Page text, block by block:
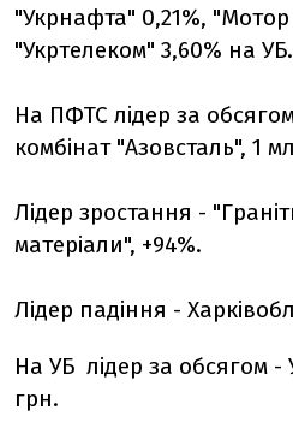
"Укрнафта" 0,21%, "Мотор
"Укртелеком" 3,60% на УБ.
На ПФТС лідер за
комбінат "Азовсталь", 1
Лідер зростання -
матеріали", +94%.
Лідер падіння -
На УБ лідер за обсягом -
грн.